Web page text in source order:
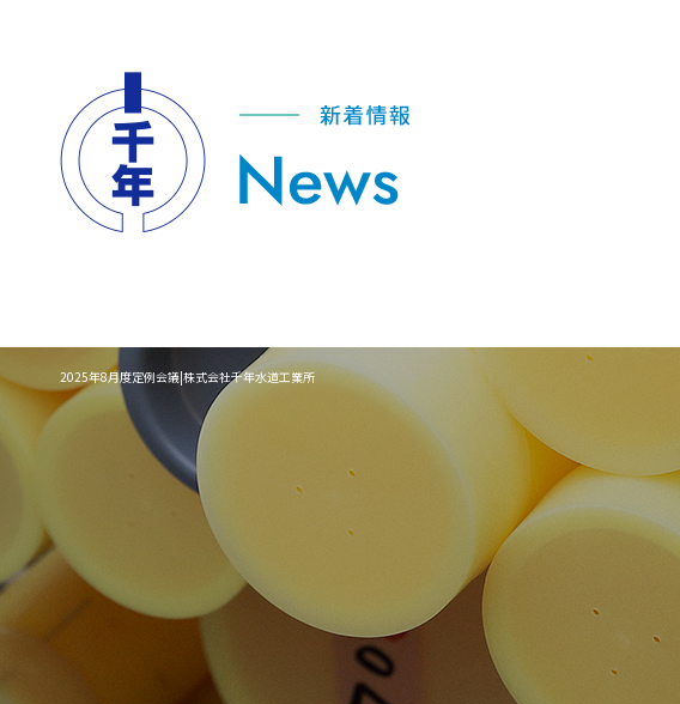
2025年8月度定例会議|株式会社千年水道工業所